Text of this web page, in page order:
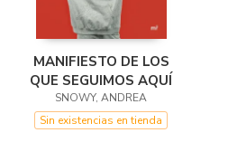
MANIFIESTO DE LOS
QUE SEGUIMOS AQUÍ
SNOWY, ANDREA
Sin existencias en tienda